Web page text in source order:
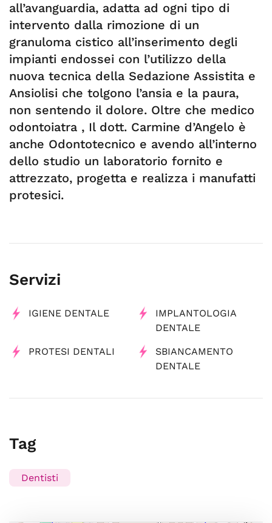
all’avanguardia, adatta ad ogni tipo di
intervento dalla rimozione di un
granuloma cistico all’inserimento degli
impianti endossei con l’utilizzo della
nuova tecnica della Sedazione Assistita e
Ansiolisi che tolgono l’ansia e la paura,
non sentendo il dolore. Oltre che medico
odontoiatra , Il dott. Carmine d’Angelo è
anche Odontotecnico e avendo all’interno
dello studio un laboratorio fornito e
attrezzato, progetta e realizza i manufatti
protesici.
Servizi
IGIENE DENTALE
IMPLANTOLOGIA
DENTALE
PROTESI DENTALI
SBIANCAMENTO
DENTALE
Tag
Dentisti